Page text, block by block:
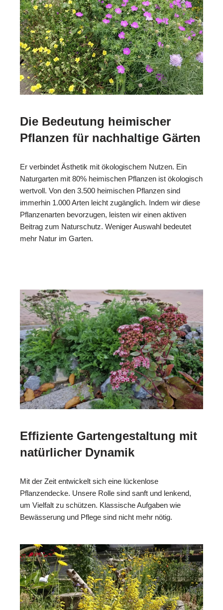
Die Bedeutung heimischer
Pflanzen für nachhaltige Gärten
Er verbindet Ästhetik mit ökologischem Nutzen. Ein
Naturgarten mit 80% heimischen Pflanzen ist ökologisch
wertvoll. Von den 3.500 heimischen Pflanzen sind
immerhin 1.000 Arten leicht zugänglich. Indem wir diese
Pflanzenarten bevorzugen, leisten wir einen aktiven
Beitrag zum Naturschutz. Weniger Auswahl bedeutet
mehr Natur im Garten.
Effiziente Gartengestaltung mit
natürlicher Dynamik
Mit der Zeit entwickelt sich eine lückenlose
Pflanzendecke. Unsere Rolle sind sanft und lenkend,
um Vielfalt zu schützen. Klassische Aufgaben wie
Bewässerung und Pflege sind nicht mehr nötig.